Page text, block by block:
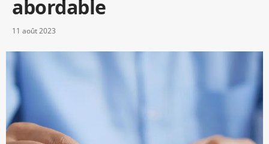
abordable
11 août 2023